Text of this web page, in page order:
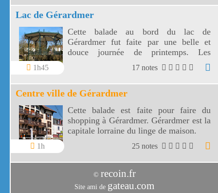
Lac de Gérardmer
1h45
Cette balade au bord du lac de
Gérardmer fut faite par une belle et
douce journée de printemps. Les
activités aquatiques sont multiples au
bord du lac de Gérardmer.
17 notes
Centre ville de Gérardmer
1h
Cette balade est faite pour faire du
shopping à Gérardmer. Gérardmer est la
capitale lorraine du linge de maison.
25 notes
© recoin.fr
Site ami de gateau.com